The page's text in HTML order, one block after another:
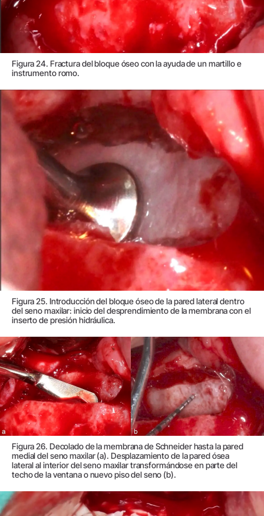
Figura 24. Fractura del bloque óseo con la ayuda de un martillo e
instrumento romo.
Figura 25. Introducción del bloque óseo de la pared lateral dentro
del seno maxilar: inicio del desprendimiento de la membrana con el
inserto de presión hidráulica.
Figura 26. Decolado de la membrana de Schneider hasta la pared
medial del seno maxilar (a). Desplazamiento de la pared ósea
lateral al interior del seno maxilar transformándose en parte del
techo de la ventana o nuevo piso del seno (b).